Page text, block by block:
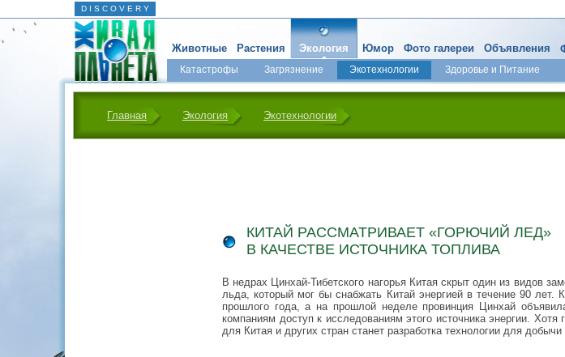
D I S C O V E R Y
Животные Растения Экология
Катастрофы Загрязнение Экотехнологии Здоровье и Питание
Юмор Фото галереи Объявления
Главная Экология Экотехнологии
КИТАЙ РАССМАТРИВАЕТ «ГОРЮЧИЙ ЛЕД»
В КАЧЕСТВЕ ИСТОЧНИКА ТОПЛИВА
В недрах Цинхай-Тибетского нагорья Китая скрыт один из видов
льда, который мог бы снабжать Китай энергией в течение 90 лет.
прошлого года, а на прошлой неделе провинция Цинхай
компаниям доступ к исследованиям этого источника энергии.
для Китая и других стран станет разработка технологии для